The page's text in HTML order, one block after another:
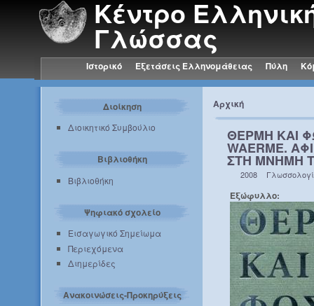
Κέντρο
Γλώσσας
Ιστορικό Εξετάσεις Ελληνομάθειας Πύλη
Διοίκηση
Διοικητικό Συμβούλιο
Βιβλιοθήκη
Βιβλιοθήκη
Ψηφιακό σχολείο
Εισαγωγικό Σημείωμα
Περιεχόμενα
Διημερίδες
Ανακοινώσεις-Προκηρύξεις
Αρχική
ΘΕΡΜΗ ΚΑΙ
WAERME.
ΣΤΗ ΜΝΗΜΗ
2008
Εξώφυλλο: